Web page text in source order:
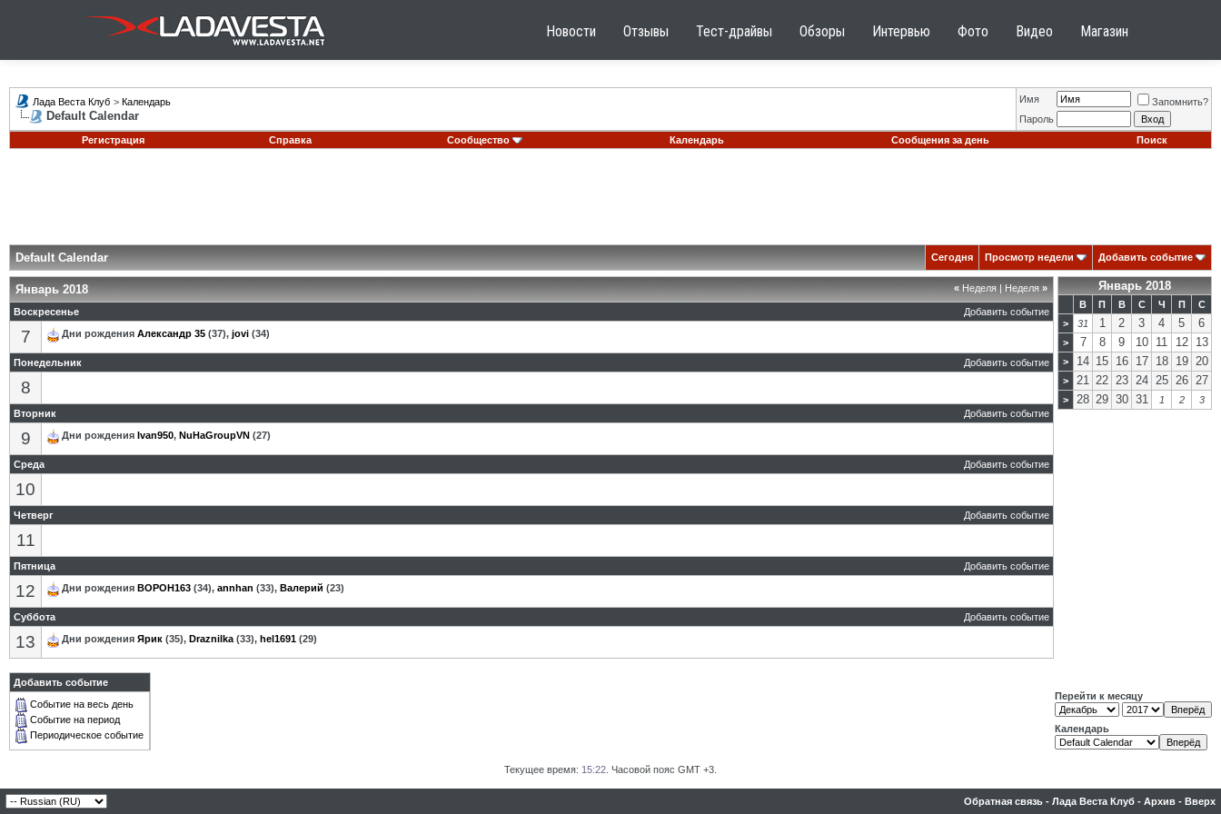
Новости Отзывы Тест-драйвы Обзоры Интервью Фото Видео Магазин
Лада Веста Клуб > Календарь
Default Calendar
Имя
Запомнить?
Пароль
Регистрация
Справка Сообщество Календарь Сообщения за день Поиск
Default Calendar Сегодня Просмотр недели Добавить событие
« Неделя | Неделя »
Январь 2018
Добавить событие
Воскресенье
7 Дни рождения Александр 35 (37), jovi (34)
Добавить событие
Понедельник
8
Добавить событие
Вторник
9 Дни рождения Ivan950, NuHaGroupVN (27)
Добавить событие
Среда
10
Добавить событие
Четверг
11
Добавить событие
Пятница
12 Дни рождения BOPOH163 (34), annhan (33), Валерий (23)
Добавить событие
Суббота
13 Дни рождения Ярик (35), Draznilka(33), hel1691 (29)
Январь 2018
В П В С Ч П
С
>
31 1 2 3 4 5 6
> 7 8 9 10 11 12 13
> 14 15 16 17 18 19 20
> 21 22 23 24 25 26 27
> 28 29 30 31 1 2 3
Добавить событие
Событие на весь день
Событие на период
Периодическое событие
Перейти к месяцу
Календарь
Текущее время: 15:22 . Часовой пояс GMT +3.
Обратная связь - Лада Веста Клуб - Архив - Вверх